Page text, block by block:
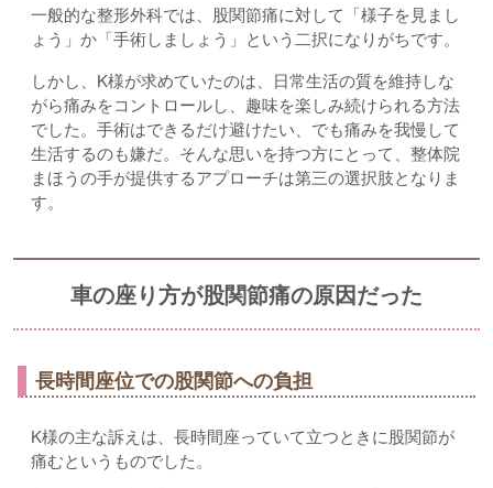
一般的な整形外科では、股関節痛に対して「様子を見まし
ょう」か「手術しましょう」という二択になりがちです。
しかし、K様が求めていたのは、日常生活の質を維持しな
がら痛みをコントロールし、趣味を楽しみ続けられる方法
でした。手術はできるだけ避けたい、でも痛みを我慢して
生活するのも嫌だ。そんな思いを持つ方にとって、整体院
まほうの手が提供するアプローチは第三の選択肢となりま
す。
車の座り方が股関節痛の原因だった
長時間座位での股関節への負担
K様の主な訴えは、長時間座っていて立つときに股関節が
痛むというものでした。